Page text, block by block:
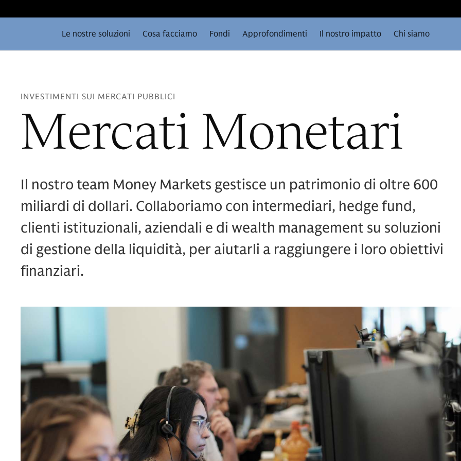
Le nostre soluzioni Cosa facciamo Fondi Approfondimenti Il nostro impatto Chi siamo
INVESTIMENTI SUI MERCATI PUBBLICI
Mercati Monetari
Il nostro team Money Markets gestisce un patrimonio di oltre 600
miliardi di dollari. Collaboriamo con intermediari, hedge fund,
clienti istituzionali, aziendali e di wealth management su soluzioni
di gestione della liquidità, per aiutarli a raggiungere i loro obiettivi
finanziari.